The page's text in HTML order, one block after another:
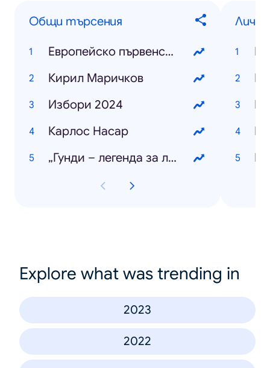
Общи търсения
Европейско първенство по футбол 2024
Кирил Маричков
Избори 2024
Карлос Насар
„Гунди – легенда за любовта“
Explore what was trending in
2023
2022